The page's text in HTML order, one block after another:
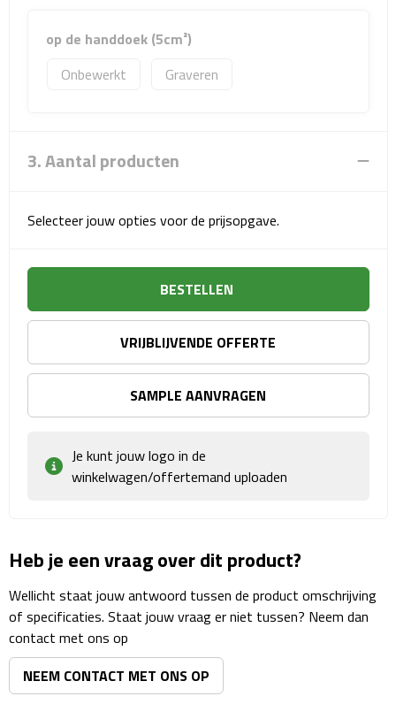
Fiets telefoonhouders
Fiets reparatiesets
Zadelhoezen
Drinkwaren
Drinkbekers
Plastic bekers
Thermosbekers
Drinkflessen
Opvouwbare drinkfles
op de handdoek (5cm²)
Onbewerkt
Graveren
3. Aantal producten
Selecteer jouw opties voor de prijsopgave.
BESTELLEN
VRIJBLIJVENDE OFFERTE
SAMPLE AANVRAGEN
Je kunt jouw logo in de
winkelwagen/offertemand uploaden
Heb je een vraag over dit product?
Wellicht staat jouw antwoord tussen de product omschrijving
of specificaties. Staat jouw vraag er niet tussen? Neem dan
contact met ons op
NEEM CONTACT MET ONS OP